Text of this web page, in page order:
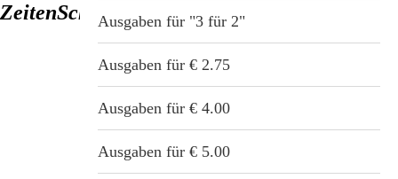
ZeitenSchrift Nr. 22
ZeitenSchrift Startseite
Hefte & Abos
Nahrungsergänzung
Gesundheit & Wellness
ZeitenSchrift-Abos
ZeitenSchrift-Ausgaben
ZeitenSchrift-Sonderdrucke
ZeitenSchrift-Sammelordner
Ausgaben für "3 für 2"
Ausgaben für € 2.75
Ausgaben für € 4.00
Ausgaben für € 5.00